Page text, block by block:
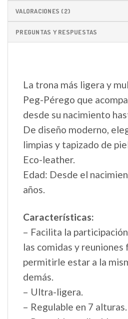
VALORACIONES (2)
PREGUNTAS Y RESPUESTAS
La trona más ligera y
Peg-Pérego que
desde su nacimiento
De diseño moderno,
limpias y tapizado de
Eco-leather.
Edad: Desde el
años.
Características:
– Facilita la
las comidas y reuniones
permitirle estar a la
demás.
– Ultra-ligera.
– Regulable en 7 alturas.